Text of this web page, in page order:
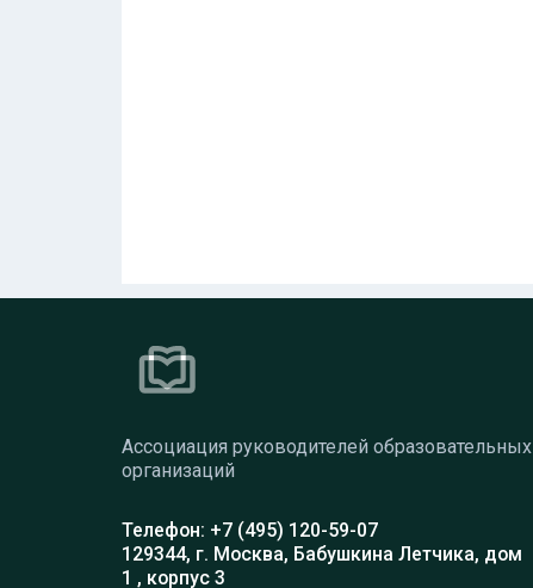
Ассоциация руководителей образовательных
организаций
Телефон: +7 (495) 120-59-07
129344, г. Москва, Бабушкина Летчика, дом
1 , корпус 3